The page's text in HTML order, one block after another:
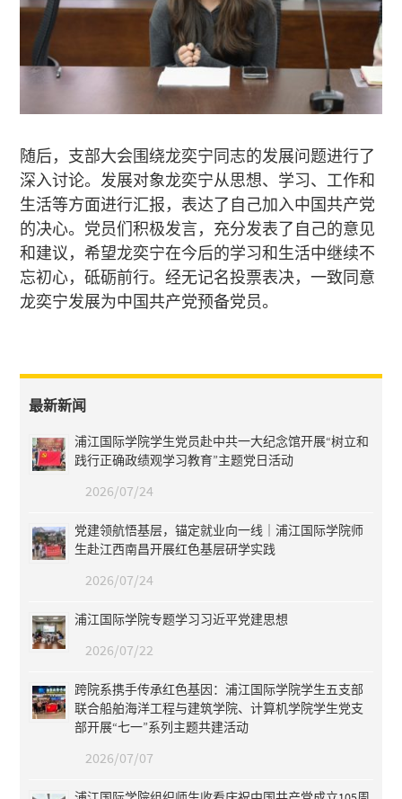
随后，支部大会围绕龙奕宁同志的发展问题进行了
深入讨论。发展对象龙奕宁从思想、学习、工作和
生活等方面进行汇报，表达了自己加入中国共产党
的决心。党员们积极发言，充分发表了自己的意见
和建议，希望龙奕宁在今后的学习和生活中继续不
忘初心，砥砺前行。经无记名投票表决，一致同意
龙奕宁发展为中国共产党预备党员。
最新新闻
浦江国际学院学生党员赴中共一大纪念馆开展“树立和
践行正确政绩观学习教育”主题党日活动
2026/07/24
党建领航悟基层，锚定就业向一线｜浦江国际学院师
生赴江西南昌开展红色基层研学实践
2026/07/24
浦江国际学院专题学习习近平党建思想
2026/07/22
跨院系携手传承红色基因：浦江国际学院学生五支部
联合船舶海洋工程与建筑学院、计算机学院学生党支
部开展“七一”系列主题共建活动
2026/07/07